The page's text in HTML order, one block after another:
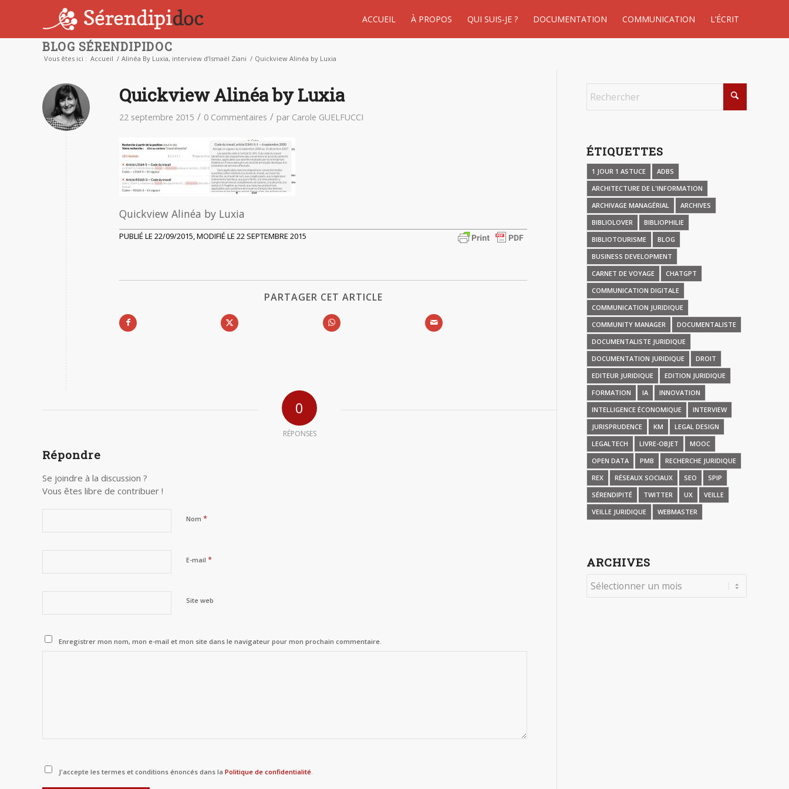
ACCUEIL À PROPOS QUI SUIS-JE ? DOCUMENTATION COMMUNICATION L’ÉCRIT
BLOG SÉRENDIPIDOC
Vous êtes ici : Accueil / Alinéa By Luxia, interview d’Ismaël Ziani / Quickview Alinéa by Luxia
Quickview Alinéa by Luxia
22 septembre 2015 / 0 Commentaires / par Carole GUELFUCCI
Quickview Alinéa by Luxia
PUBLIÉ LE 22/09/2015, MODIFIÉ LE 22 SEPTEMBRE 2015
PARTAGER CET ARTICLE
0
RÉPONSES
Répondre
Se joindre à la discussion ?
Vous êtes libre de contribuer !
Nom *
E-mail *
Site web
Enregistrer mon nom, mon e-mail et mon site dans le navigateur pour mon prochain commentaire.
J'accepte les termes et conditions énoncés dans la Politique de confidentialité.
ÉTIQUETTES
1 JOUR 1 ASTUCE
ADBS
ARCHITECTURE DE L'INFORMATION
ARCHIVAGE MANAGÉRIAL
ARCHIVES
BIBLIOLOVER
BIBLIOPHILIE
BIBLIOTOURISME
BLOG
BUSINESS DEVELOPMENT
CARNET DE VOYAGE
CHATGPT
COMMUNICATION DIGITALE
COMMUNICATION JURIDIQUE
COMMUNITY MANAGER
DOCUMENTALISTE
DOCUMENTALISTE JURIDIQUE
DOCUMENTATION JURIDIQUE
DROIT
EDITEUR JURIDIQUE
EDITION JURIDIQUE
FORMATION
IA
INNOVATION
INTELLIGENCE ÉCONOMIQUE
INTERVIEW
JURISPRUDENCE
KM
LEGAL DESIGN
LEGALTECH
LIVRE-OBJET
MOOC
OPEN DATA
PMB
RECHERCHE JURIDIQUE
REX
RÉSEAUX SOCIAUX SEO
SPIP
SÉRENDIPITÉ
TWITTER UX
VEILLE
VEILLE JURIDIQUE
WEBMASTER
ARCHIVES